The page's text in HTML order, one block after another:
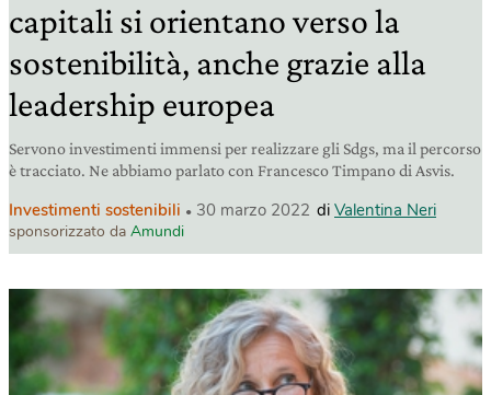
capitali si orientano verso la
sostenibilità, anche grazie alla
leadership europea
Servono investimenti immensi per realizzare gli Sdgs, ma il percorso
è tracciato. Ne abbiamo parlato con Francesco Timpano di Asvis.
Investimenti sostenibili 30 marzo 2022 di Valentina Neri
sponsorizzato da Amundi